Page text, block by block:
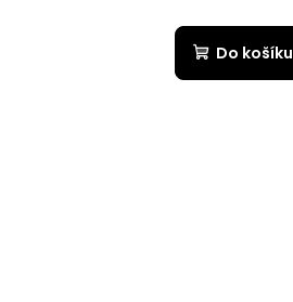
Do košíku